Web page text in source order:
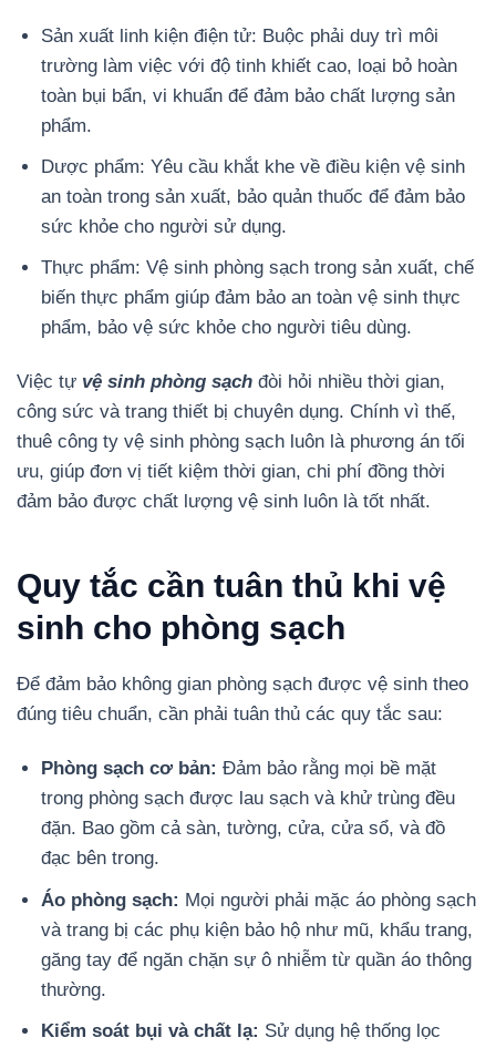
Sản xuất linh kiện điện tử: Buộc phải duy trì môi
trường làm việc với độ tinh khiết cao, loại bỏ hoàn
toàn bụi bẩn, vi khuẩn để đảm bảo chất lượng sản
phẩm.
Dược phẩm: Yêu cầu khắt khe về điều kiện vệ sinh
an toàn trong sản xuất, bảo quản thuốc để đảm bảo
sức khỏe cho người sử dụng.
Thực phẩm: Vệ sinh phòng sạch trong sản xuất, chế
biến thực phẩm giúp đảm bảo an toàn vệ sinh thực
phẩm, bảo vệ sức khỏe cho người tiêu dùng.
Việc tự vệ sinh phòng sạch đòi hỏi nhiều thời gian,
công sức và trang thiết bị chuyên dụng. Chính vì thế,
thuê công ty vệ sinh phòng sạch luôn là phương án tối
ưu, giúp đơn vị tiết kiệm thời gian, chi phí đồng thời
đảm bảo được chất lượng vệ sinh luôn là tốt nhất.
Quy tắc cần tuân thủ khi vệ
sinh cho phòng sạch
Để đảm bảo không gian phòng sạch được vệ sinh theo
đúng tiêu chuẩn, cần phải tuân thủ các quy tắc sau:
Phòng sạch cơ bản: Đảm bảo rằng mọi bề mặt
trong phòng sạch được lau sạch và khử trùng đều
đặn. Bao gồm cả sàn, tường, cửa, cửa sổ, và đồ
đạc bên trong.
Áo phòng sạch: Mọi người phải mặc áo phòng sạch
và trang bị các phụ kiện bảo hộ như mũ, khẩu trang,
găng tay để ngăn chặn sự ô nhiễm từ quần áo thông
thường.
Kiểm soát bụi và chất lạ: Sử dụng hệ thống lọc